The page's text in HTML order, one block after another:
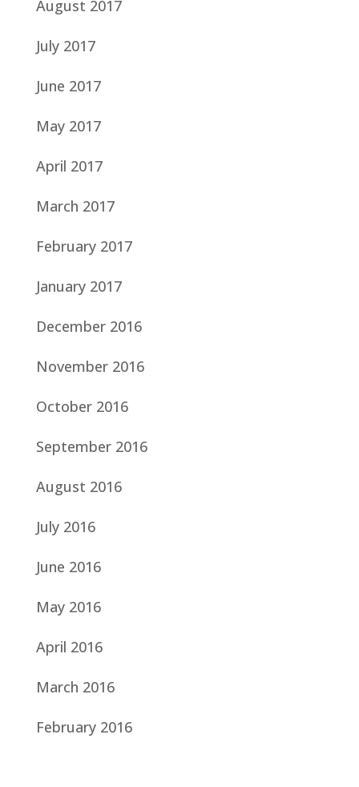
August 2017
July 2017
June 2017
May 2017
April 2017
March 2017
February 2017
January 2017
December 2016
November 2016
October 2016
September 2016
August 2016
July 2016
June 2016
May 2016
April 2016
March 2016
February 2016